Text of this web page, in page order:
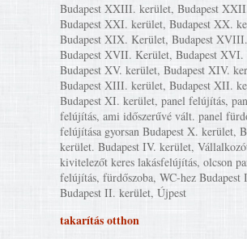
Budapest XXIII. kerület, Budapest
Budapest XXI. kerület, Budapest XX.
Budapest XIX. Kerület, Budapest
Budapest XVII. Kerület, Budapest XVI.
Budapest XV. kerület, Budapest XIV.
Budapest XIII. kerület, Budapest XII.
Budapest XI. kerület, panel felújítás,
felújítás, ami időszerűvé vált. panel
felújítása gyorsan Budapest X. kerület,
kerület. Budapest IV. kerület,
kivitelezőt keres lakásfelújítás, olcson
felújítás, fürdőszoba, WC-hez
Budapest II. kerület, Újpest
takarítás otthon